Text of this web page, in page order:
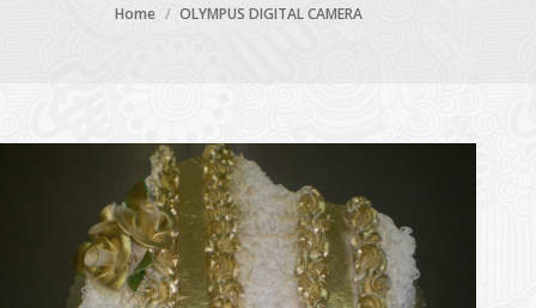
You are here:
Home OLYMPUS DIGITAL CAMERA